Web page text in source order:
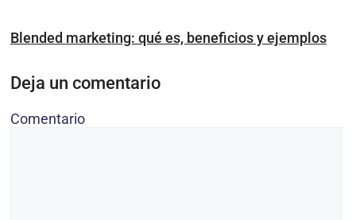
Blended marketing: qué es, beneficios y ejemplos
Deja un comentario
Comentario